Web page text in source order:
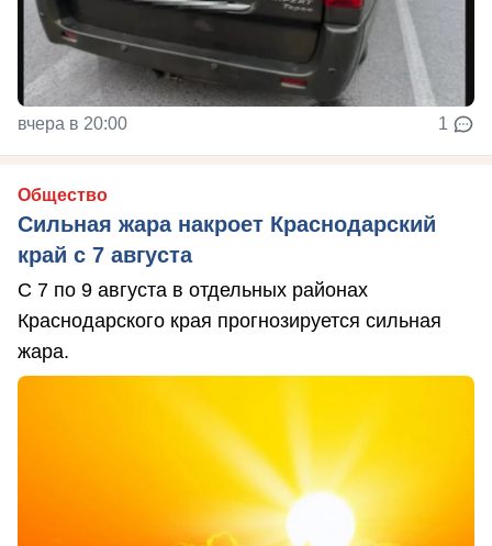
вчера в 20:00 1
Общество
Сильная жара накроет Краснодарский
край с 7 августа
С 7 по 9 августа в отдельных районах
Краснодарского края прогнозируется сильная
жара.